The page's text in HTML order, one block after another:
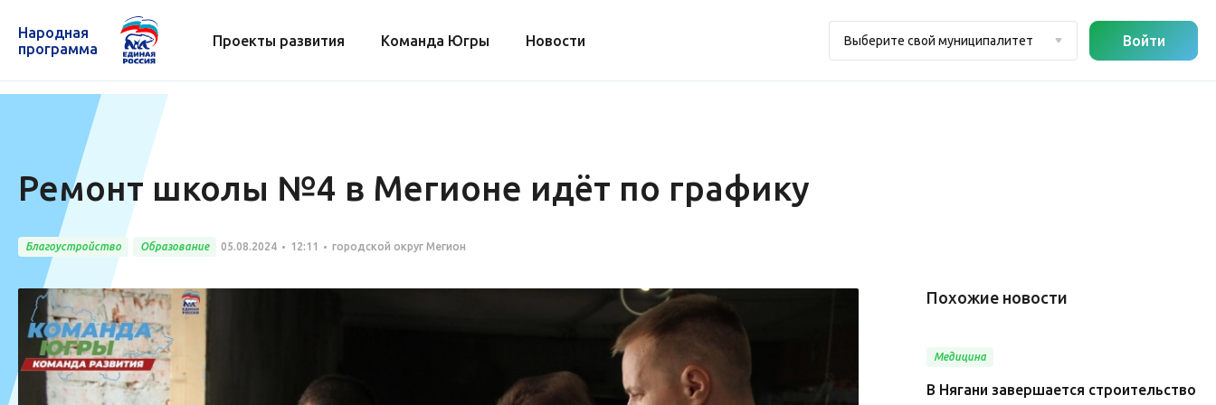
Народная
программа
Проекты развития Команда Югры Новости Выберите свой муниципалитет Войти
Ремонт школы №4 в Мегионе идёт по графику
Благоустройство Образование 05.08.2024 12:11 городской округ Мегион
Похожие новости
Медицина
В Нягани завершается строительство